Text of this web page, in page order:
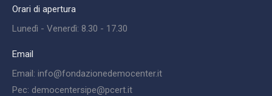
Orari di apertura
Lunedì - Venerdì: 8.30 - 17.30
Email
Email: info@fondazionedemocenter.it
Pec: democentersipe@pcert.it